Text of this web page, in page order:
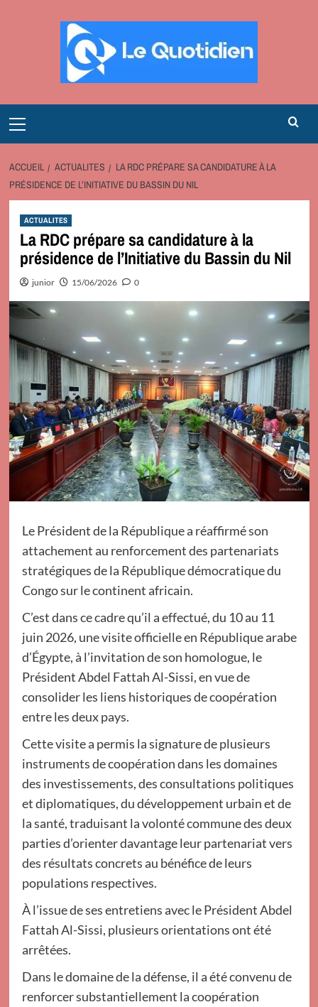
Menu
ACCUEIL ACTUALITES
LA RDC PRÉPARE SA CANDIDATURE À LA
PRÉSIDENCE DE L’INITIATIVE DU BASSIN DU NIL
ACTUALITES
La RDC prépare sa candidature à la
présidence de l’Initiative du Bassin du Nil
junior 15/06/2026 0
Le Président de la République a réaffirmé son
attachement au renforcement des partenariats
stratégiques de la République démocratique du
Congo sur le continent africain.
C’est dans ce cadre qu’il a effectué, du 10 au 11
juin 2026, une visite officielle en République arabe
d’Égypte, à l’invitation de son homologue, le
Président Abdel Fattah Al-Sissi, en vue de
consolider les liens historiques de coopération
entre les deux pays.
Cette visite a permis la signature de plusieurs
instruments de coopération dans les domaines
des investissements, des consultations politiques
et diplomatiques, du développement urbain et de
la santé, traduisant la volonté commune des deux
parties d’orienter davantage leur partenariat vers
des résultats concrets au bénéfice de leurs
populations respectives.
À l’issue de ses entretiens avec le Président Abdel
Fattah Al-Sissi, plusieurs orientations ont été
arrêtées.
Dans le domaine de la défense, il a été convenu de
renforcer substantiellement la coopération